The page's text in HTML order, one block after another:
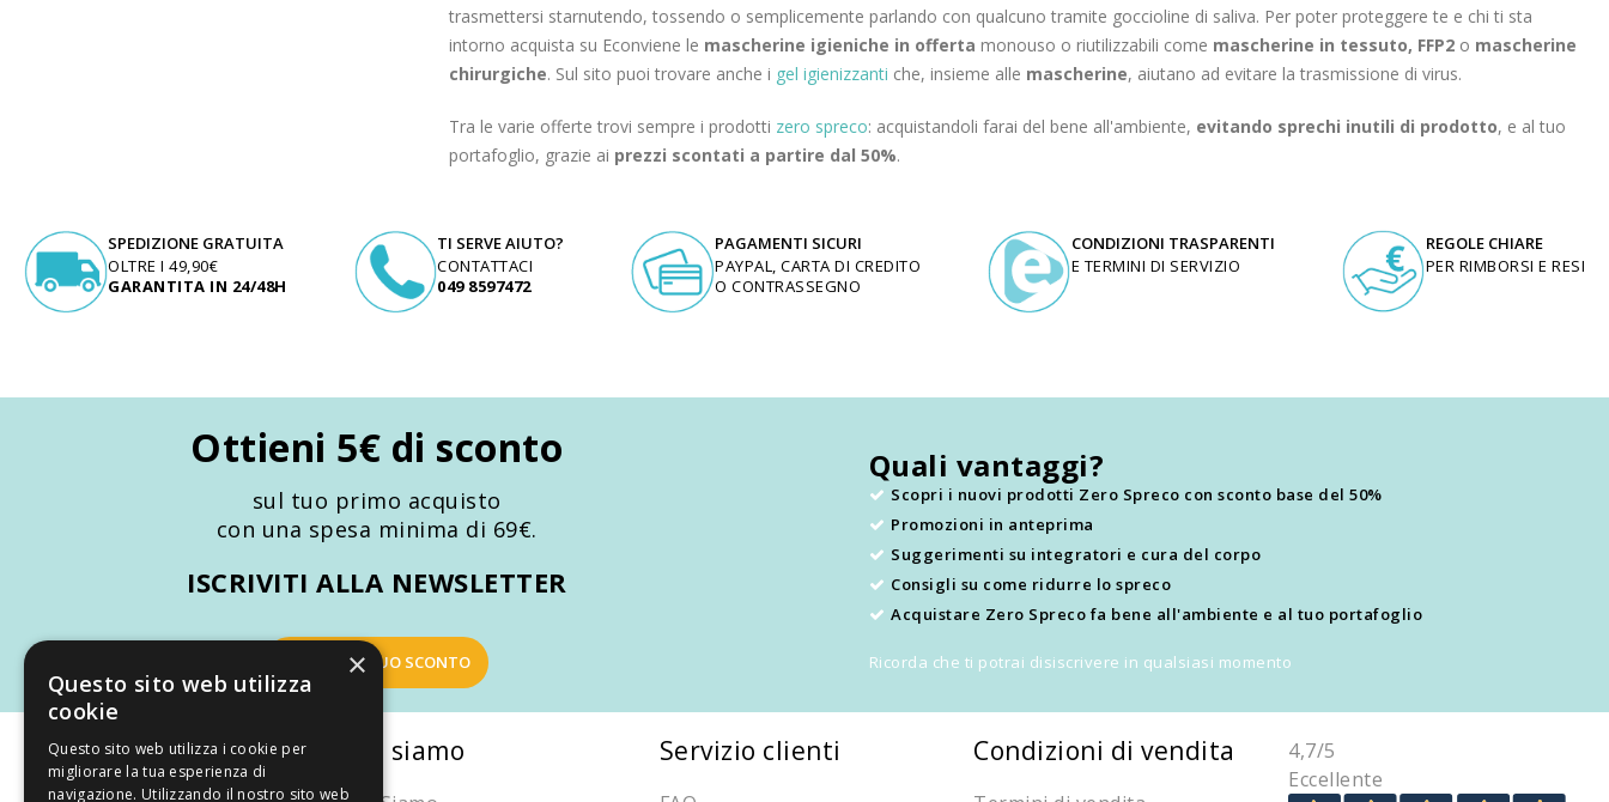
trasmettersi starnutendo, tossendo o semplicemente parlando con qualcuno tramite goccioline di saliva. Per poter proteggere te e chi ti sta
intorno acquista su Econviene le mascherine igieniche in offerta monouso o riutilizzabili come mascherine in tessuto, FFP2o mascherine
chirurgiche. Sul sito puoi trovare anche i gel igienizzanti che, insieme alle mascherine, aiutano ad evitare la trasmissione di virus.
Tra le varie offerte trovi sempre i prodotti zero spreco: acquistandoli farai del bene all'ambiente, evitando sprechi inutili di prodotto, e al tuo
portafoglio, grazie ai prezzi scontati a partire dal 50%.
SPEDIZIONE GRATUITA
OLTRE I 49,90€
GARANTITA IN 24/48H
TI SERVE AIUTO?
CONTATTACI
049 8597472
PAGAMENTI SICURI
PAYPAL, CARTA DI CREDITO
O CONTRASSEGNO
CONDIZIONI TRASPARENTI
E TERMINI DI SERVIZIO
REGOLE CHIARE
PER RIMBORSI E RESI
Ottieni 5€ di sconto
sul tuo primo acquisto
con una spesa minima di 69€.
ISCRIVITI ALLA NEWSLETTER
OTTIENI IL TUO SCONTO
Quali vantaggi?
Scopri i nuovi prodotti Zero Spreco con sconto base del 50%
Promozioni in anteprima
Suggerimenti su integratori e cura del corpo
Consigli su come ridurre lo spreco
Acquistare Zero Spreco fa bene all'ambiente e al tuo portafoglio
Ricorda che ti potrai disiscrivere in qualsiasi momento
La nostra convenienza Chi siamo Servizio clienti Condizioni di vendita 4,7/5
Eccellente
×
Questo sito web utilizza
cookie
Questo sito web utilizza i cookie per
migliorare la tua esperienza di
navigazione. Utilizzando il nostro sito web